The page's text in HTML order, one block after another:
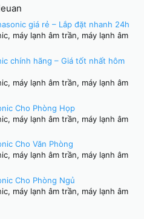
giá rẻ – Lắp đặt nhanh 24h
máy lạnh âm trần, máy lạnh âm
chính hãng – Giá tốt nhất hôm
máy lạnh âm trần, máy lạnh âm
Cho Phòng Họp
máy lạnh âm trần, máy lạnh âm
Cho Văn Phòng
máy lạnh âm trần, máy lạnh âm
Cho Phòng Ngủ
máy lạnh âm trần, máy lạnh âm